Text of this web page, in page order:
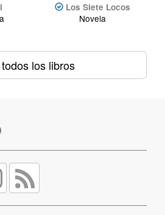
Los Siete Locos
Novela
los libros